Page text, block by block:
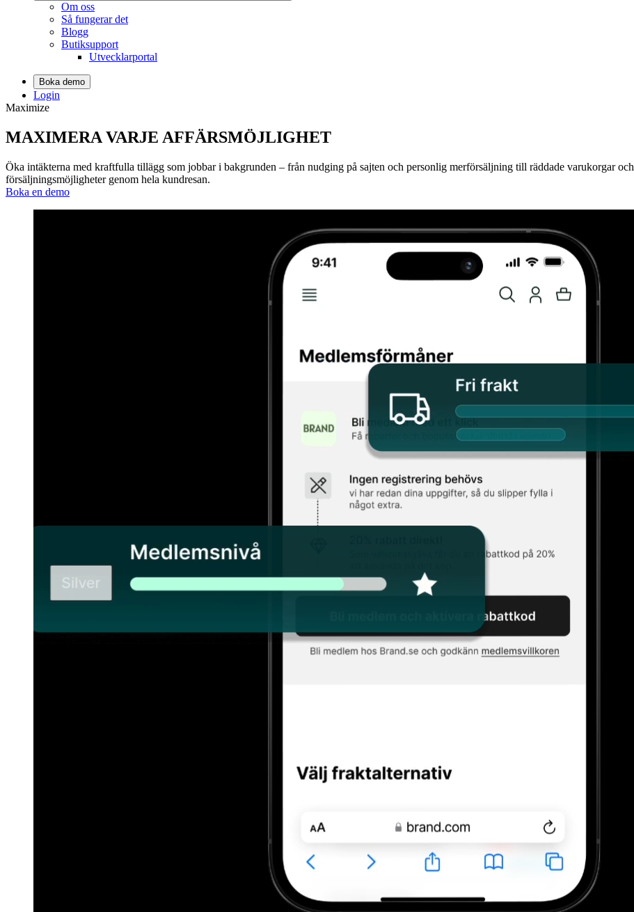
Om oss
Så fungerar det
Blogg
Butiksupport
Utvecklarportal
Boka demo
Login
Maximize
MAXIMERA VARJE AFFÄRSMÖJLIGHET
Öka intäkterna med kraftfulla tillägg som jobbar i bakgrunden – från nudging på sajten och personlig merförsäljning till räddade varukorgar och
försäljningsmöjligheter genom hela kundresan.
Boka en demo